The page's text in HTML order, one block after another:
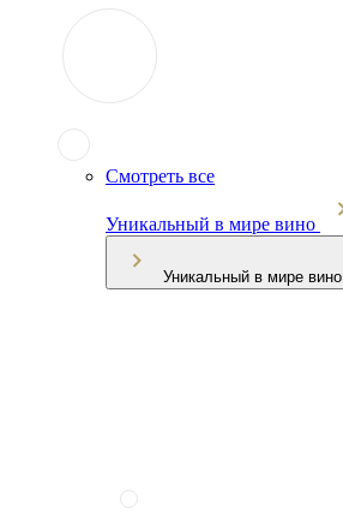
Смотреть все
Уникальный в мире вино
Уникальный в мире вино